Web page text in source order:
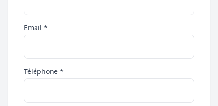
Email *
Téléphone *